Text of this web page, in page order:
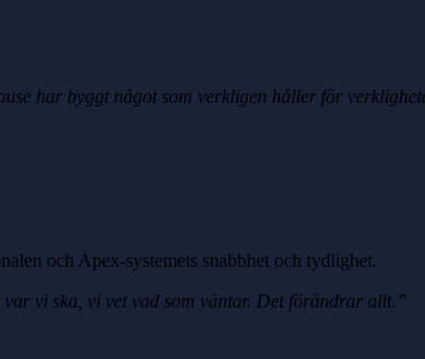
har byggt något som verkligen håller för
och Apex-systemets snabbhet och tydlighet.
vi ska, vi vet vad som väntar. Det förändrar allt.”